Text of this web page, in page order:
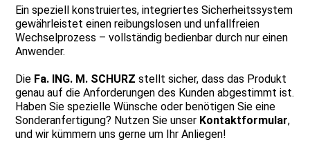
Ein speziell konstruiertes, integriertes Sicherheitssystem
gewährleistet einen reibungslosen und unfallfreien
Wechselprozess – vollständig bedienbar durch nur einen
Anwender.
Die Fa. ING. M. SCHURZ stellt sicher, dass das Produkt
genau auf die Anforderungen des Kunden abgestimmt ist.
Haben Sie spezielle Wünsche oder benötigen Sie eine
Sonderanfertigung? Nutzen Sie unser Kontaktformular,
und wir kümmern uns gerne um Ihr Anliegen!